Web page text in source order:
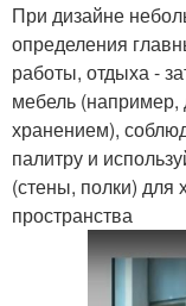
При дизайне
определения
работы, отдыха -
мебель (например,
хранением),
палитру и
(стены, полки) для
пространства